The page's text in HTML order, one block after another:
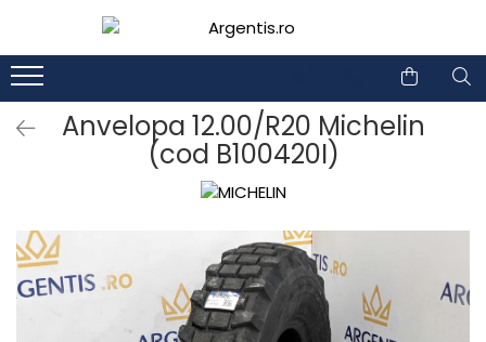
Anvelopa 12.00/R20 Michelin
(cod B100420I)